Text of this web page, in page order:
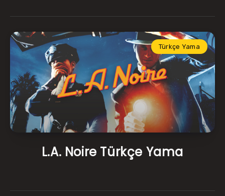
Türkçe Yama
L.A. Noire Türkçe Yama